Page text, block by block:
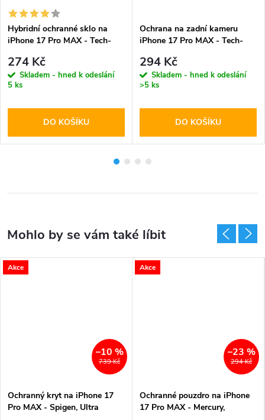
Hybridní ochranné sklo na
iPhone 17 Pro MAX - Tech-
274 Kč
Skladem - hned k odeslání
5 ks
DO KOŠÍKU
Ochrana na zadní kameru
iPhone 17 Pro MAX - Tech-
Orange
294 Kč
Skladem - hned k odeslání
>5 ks
DO KOŠÍKU
Akce
739 Kč
–10 %
Ochranný kryt na iPhone 17
Pro MAX - Spigen, Ultra
Akce
294 Kč
–23 %
Ochranné pouzdro na iPhone
17 Pro MAX - Mercury,